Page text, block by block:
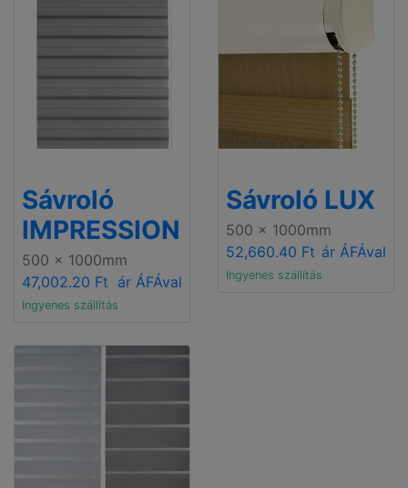
Sávroló
IMPRESSION
500 x 1000mm
47,002.20 Ft ár ÁFÁval
Ingyenes szállítás
Sávroló LUX
500 x 1000mm
52,660.40 Ft ár ÁFÁval
Ingyenes szállítás